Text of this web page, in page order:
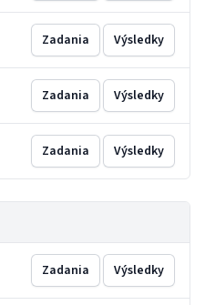
Zadania Výsledky
Zadania Výsledky
Zadania Výsledky
Zadania Výsledky